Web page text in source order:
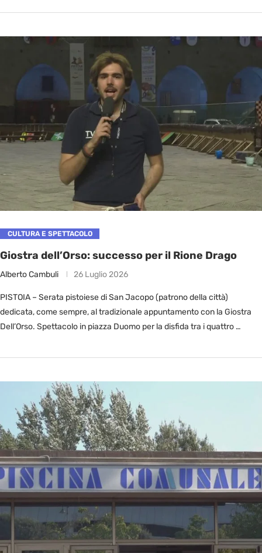
CULTURA E SPETTACOLO
Giostra dell’Orso: successo per il Rione Drago
Alberto Cambuli 26 Luglio 2026
PISTOIA – Serata pistoiese di San Jacopo (patrono della città)
dedicata, come sempre, al tradizionale appuntamento con la Giostra
Dell’Orso. Spettacolo in piazza Duomo per la disfida tra i quattro …